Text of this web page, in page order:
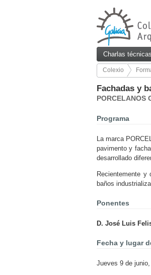
Charlas técnicas
Colexio
Fachadas y
PORCELANOS
Programa
La marca
pavimento y
desarrollado
Recientemente
baños
Ponentes
D. José Luis
Fecha y lugar
Jueves 9 de